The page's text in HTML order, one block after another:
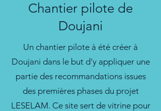
Chantier pilote de
Doujani
Un chantier pilote à été créer à
Doujani dans le but d'y appliquer une
partie des recommandations issues
des premières phases du projet
LESELAM. Ce site sert de vitrine pour